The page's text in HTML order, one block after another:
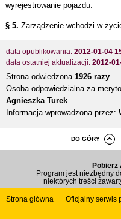
wyrejestrowanie pojazdu.
§ 5. Zarządzenie wchodzi w
data opublikowania: 2012-01-04
data ostatniej aktualizacji: 2012-
Strona odwiedzona 1926 razy
Osoba odpowiedzialna za
Agnieszka Turek
Informacja wprowadzona przez:
DO GÓRY
Pobierz
Program jest niezbędny
niektórych treści
Strona główna Oficjalny serwis